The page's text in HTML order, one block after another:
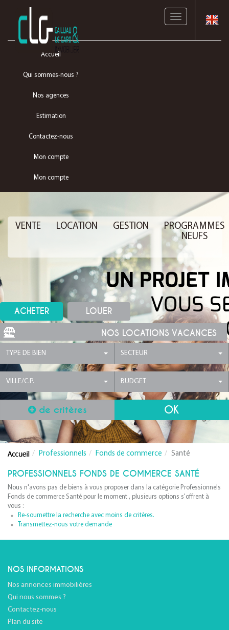
Toggle
Accueil
Qui sommes-nous ?
Nos agences
Estimation
Contactez-nous
Mon compte
Mon compte
VENTE LOCATION GESTION
PROGRAMMES
NEUFS
ACHETER LOUER
NOS LOCATIONS VACANCES
TYPE DE BIEN SECTEUR
VILLE/C.P. BUDGET
de critères
Professionnels Fonds de commerce Santé
PROFESSIONNELS FONDS DE COMMERCE SANTÉ
Nous n'avons pas de biens à vous proposer dans la catégorie Professionnels
Fonds de commerce Santé pour le moment , plusieurs options s'offrent à
vous :
Re-soumettre la recherche avec moins de critères.
Transmettez-nous votre demande
NOS INFORMATIONS
Nos annonces immobilières
Qui nous sommes ?
Contactez-nous
Plan du site